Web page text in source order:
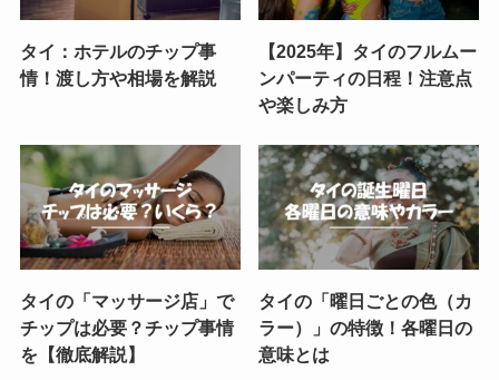
タイ：ホテルのチップ事
情！渡し方や相場を解説
【2025年】タイのフルムー
ンパーティの日程！注意点
や楽しみ方
タイの「マッサージ店」で
チップは必要？チップ事情
を【徹底解説】
タイの「曜日ごとの色（カ
ラー）」の特徴！各曜日の
意味とは